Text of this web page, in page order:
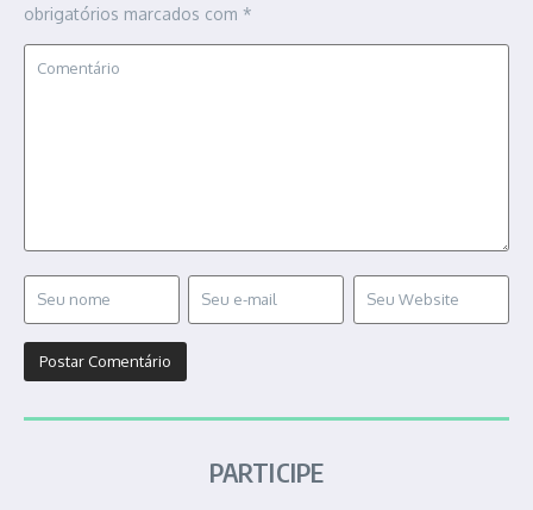
obrigatórios marcados com *
PARTICIPE